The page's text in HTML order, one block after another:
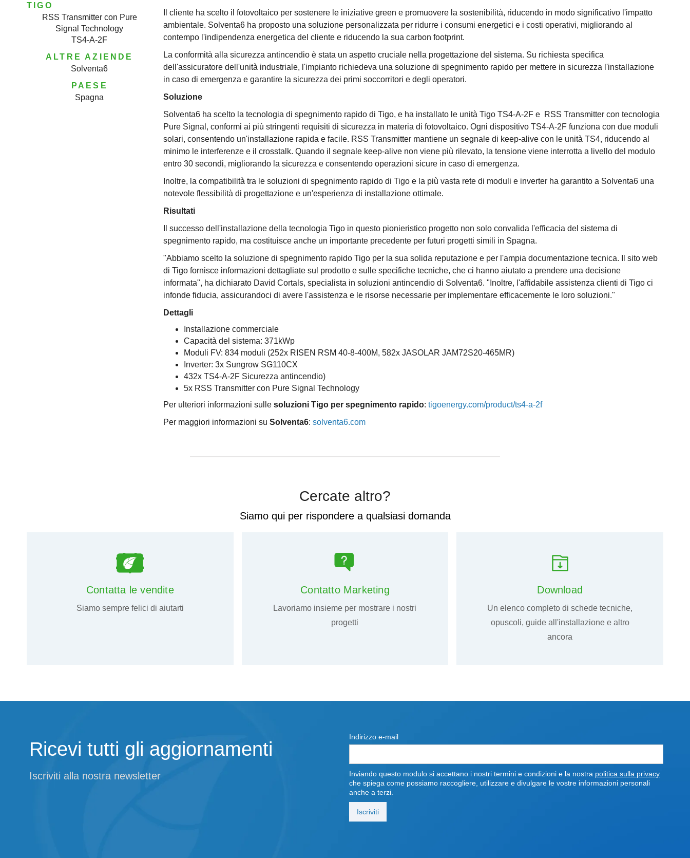
TIGO
RSS Transmitter con Pure
Signal Technology
TS4-A-2F
ALTRE AZIENDE
Solventa6
PAESE
Spagna
Il cliente ha scelto il fotovoltaico per sostenere le iniziative green e promuovere la sostenibilità, riducendo in modo significativo l'impatto
ambientale. Solventa6 ha proposto una soluzione personalizzata per ridurre i consumi energetici e i costi operativi, migliorando al
contempo l'indipendenza energetica del cliente e riducendo la sua carbon footprint.
La conformità alla sicurezza antincendio è stata un aspetto cruciale nella progettazione del sistema. Su richiesta specifica
dell'assicuratore dell'unità industriale, l'impianto richiedeva una soluzione di spegnimento rapido per mettere in sicurezza l'installazione
in caso di emergenza e garantire la sicurezza dei primi soccorritori e degli operatori.
Soluzione
Solventa6 ha scelto la tecnologia di spegnimento rapido di Tigo, e ha installato le unità Tigo TS4-A-2F e RSS Transmitter con tecnologia
Pure Signal, conformi ai più stringenti requisiti di sicurezza in materia di fotovoltaico. Ogni dispositivo TS4-A-2F funziona con due moduli
solari, consentendo un'installazione rapida e facile. RSS Transmitter mantiene un segnale di keep-alive con le unità TS4, riducendo al
minimo le interferenze e il crosstalk. Quando il segnale keep-alive non viene più rilevato, la tensione viene interrotta a livello del modulo
entro 30 secondi, migliorando la sicurezza e consentendo operazioni sicure in caso di emergenza.
Inoltre, la compatibilità tra le soluzioni di spegnimento rapido di Tigo e la più vasta rete di moduli e inverter ha garantito a Solventa6 una
notevole flessibilità di progettazione e un'esperienza di installazione ottimale.
Risultati
Il successo dell'installazione della tecnologia Tigo in questo pionieristico progetto non solo convalida l'efficacia del sistema di
spegnimento rapido, ma costituisce anche un importante precedente per futuri progetti simili in Spagna.
"Abbiamo scelto la soluzione di spegnimento rapido Tigo per la sua solida reputazione e per l'ampia documentazione tecnica. Il sito web
di Tigo fornisce informazioni dettagliate sul prodotto e sulle specifiche tecniche, che ci hanno aiutato a prendere una decisione
informata", ha dichiarato David Cortals, specialista in soluzioni antincendio di Solventa6. "Inoltre, l'affidabile assistenza clienti di Tigo ci
infonde fiducia, assicurandoci di avere l'assistenza e le risorse necessarie per implementare efficacemente le loro soluzioni."
Dettagli
Installazione commerciale
Capacità del sistema: 371kWp
Moduli FV: 834 moduli (252x RISEN RSM 40-8-400M, 582x JASOLAR JAM72S20-465MR)
Inverter: 3x Sungrow SG110CX
432x TS4-A-2F Sicurezza antincendio)
5x RSS Transmitter con Pure Signal Technology
Per ulteriori informazioni sulle soluzioni Tigo per spegnimento rapido: tigoenergy.com/product/ts4-a-2f
Per maggiori informazioni su Solventa6: solventa6.com
Cercate altro?
Siamo qui per rispondere a qualsiasi domanda
Contatta le vendite
Siamo sempre felici di aiutarti
Contatto Marketing
Lavoriamo insieme per mostrare i nostri
progetti
Download
Un elenco completo di schede tecniche,
opuscoli, guide all'installazione e altro
ancora
Ricevi tutti gli aggiornamenti
Iscriviti alla nostra newsletter
Indirizzo e-mail
Inviando questo modulo si accettano i nostri termini e condizioni e la nostra politica sulla privacy
che spiega come possiamo raccogliere, utilizzare e divulgare le vostre informazioni personali
anche a terzi.